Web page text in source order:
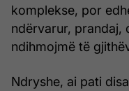
komplekse, por
ndërvarur, prandaj,
ndihmojmë të
Ndryshe, ai pati